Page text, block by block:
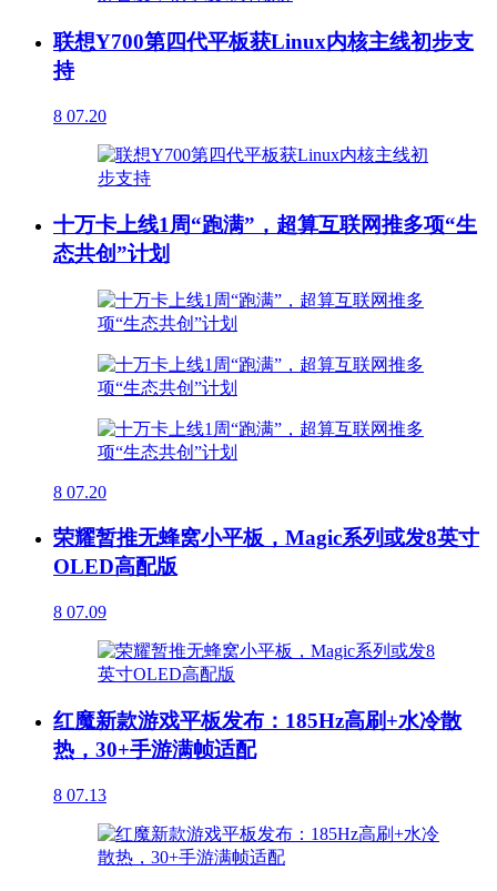
联想Y700第四代平板获Linux内核主线初步支
持
8 07.20
十万卡上线1周“跑满”，超算互联网推多项“生
态共创”计划
8 07.20
荣耀暂推无蜂窝小平板，Magic系列或发8英寸
OLED高配版
8 07.09
红魔新款游戏平板发布：185Hz高刷+水冷散
热，30+手游满帧适配
8 07.13